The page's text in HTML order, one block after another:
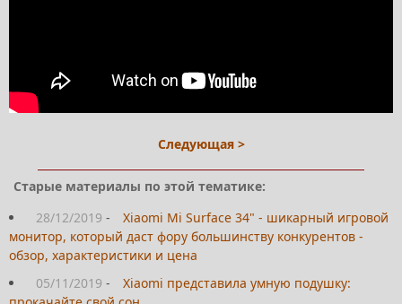
Следующая >
Старые материалы по этой тематике:
28/12/2019 -
Xiaomi Mi Surface 34" - шикарный игровой
монитор, который даст фору большинству конкурентов -
обзор, характеристики и цена
05/11/2019 -
Xiaomi представила умную подушку: